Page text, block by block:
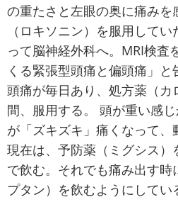
の重たさと左眼の奥に痛みを
（ロキソニン）を服用して
って脳神経外科へ。MRI検査
くる緊張型頭痛と偏頭痛」
頭痛が毎日あり、処方薬（カ
間、服用する。 頭が重い感
が「ズキズキ」痛くなって、
現在は、予防薬（ミグシス）
で飲む。それでも痛み出す時
プタン）を飲むようにしてい